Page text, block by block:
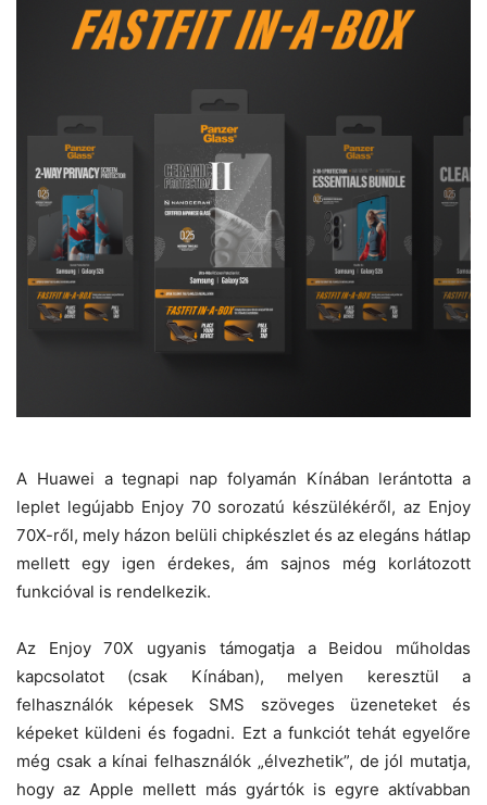
A Huawei a tegnapi nap folyamán Kínában lerántotta a
leplet legújabb Enjoy 70 sorozatú készülékéről, az Enjoy
70X-ről, mely házon belüli chipkészlet és az elegáns hátlap
mellett egy igen érdekes, ám sajnos még korlátozott
funkcióval is rendelkezik.
Az Enjoy 70X ugyanis támogatja a Beidou műholdas
kapcsolatot (csak Kínában), melyen keresztül a
felhasználók képesek SMS szöveges üzeneteket és
képeket küldeni és fogadni. Ezt a funkciót tehát egyelőre
még csak a kínai felhasználók „élvezhetik”, de jól mutatja,
hogy az Apple mellett más gyártók is egyre aktívabban